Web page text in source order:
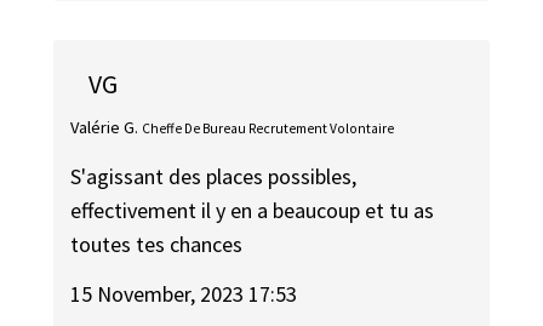
VG
Valérie G. Cheffe De Bureau Recrutement Volontaire
S'agissant des places possibles,
effectivement il y en a beaucoup et tu as
toutes tes chances
15 November, 2023 17:53